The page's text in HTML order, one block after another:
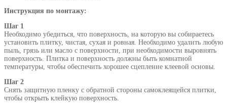
Инструкция по монтажу:
Шаг 1
Необходимо убедиться, что поверхность, на которую вы собираетесь
установить плитку, чистая, сухая и ровная. Необходимо удалить любую
пыль, грязь или масло с поверхности, при необходимости выровнять
поверхность. Плитка и поверхность должны быть комнатной
температуры, чтобы обеспечить хорошее сцепление клеевой основы.
Шаг 2
Снять защитную пленку с обратной стороны самоклеящейся плитки,
чтобы открыть клейкую поверхность.